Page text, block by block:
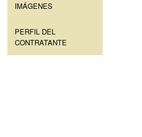
IMÁGENES
PERFIL DEL
CONTRATANTE